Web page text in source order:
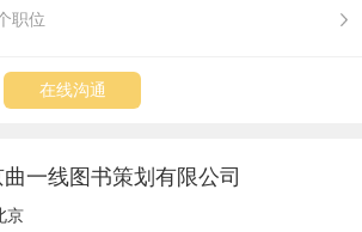
职位
在线沟通
一线图书策划有限公司
京